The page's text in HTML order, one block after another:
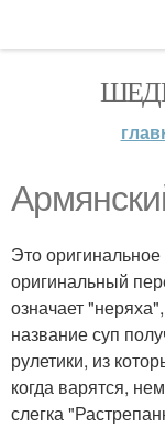
Это
оригинальный
означает
название суп
рулетики, из
когда варятся,
слегка